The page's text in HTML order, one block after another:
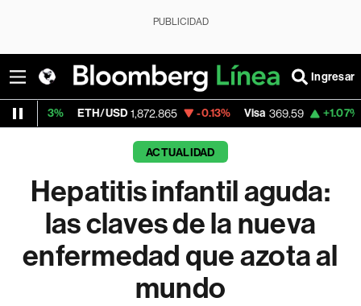
PUBLICIDAD
Ingresar
ETH/USD 1,872.865 -0.13% Visa 369.59 +1.07%
ACTUALIDAD
Hepatitis infantil aguda:
las claves de la nueva
enfermedad que azota al
mundo